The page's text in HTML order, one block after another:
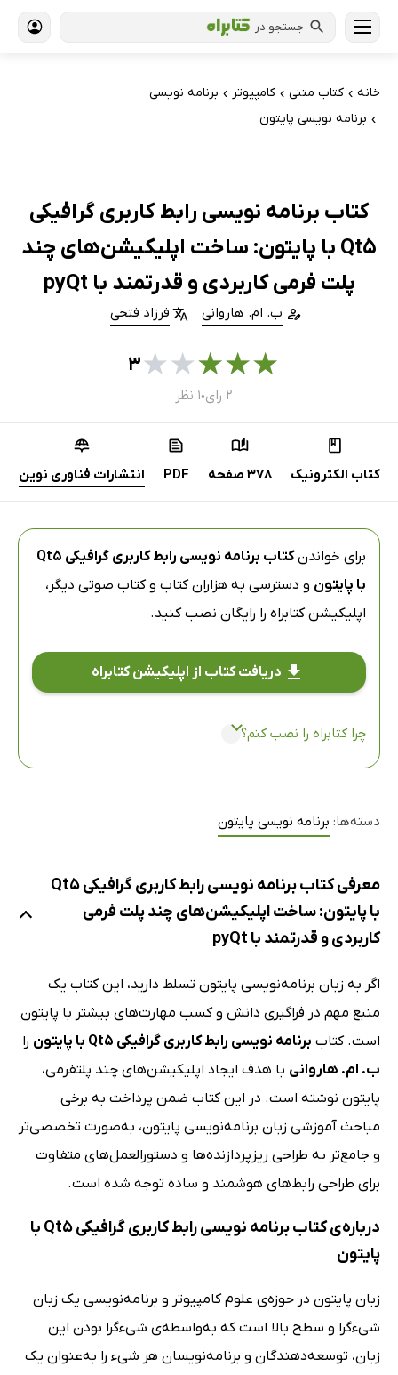
جستجو در
خانه › کتاب‌ متنی › کامپیوتر › برنامه نویسی
› برنامه نویسی پایتون
کتاب برنامه نویسی رابط کاربری گرافیکی
Qt5 با پایتون: ساخت اپلیکیشن‌های چند
پلت‌ فرمی‌ کاربردی و قدرتمند با pyQt
ب. ام. هاروانی فرزاد فتحی
★
★
★
★
★۳
۲ رای ● ۱ نظر
کتاب الکترونیک 378 صفحه PDF انتشارات فناوری نوین
برای خواندن
کتاب برنامه نویسی رابط کاربری گرافیکی Qt5
با پایتون و دسترسی به هزاران کتاب و کتاب صوتی دیگر،
اپلیکیشن کتابراه را رایگان نصب کنید.
دریافت کتاب از اپلیکیشن کتابراه
چرا کتابراه را نصب کنم؟
دسته‌ها: برنامه نویسی پایتون
معرفی کتاب برنامه نویسی رابط کاربری گرافیکی Qt5
با پایتون: ساخت اپلیکیشن‌های چند پلت‌ فرمی‌
کاربردی و قدرتمند با pyQt
اگر به زبان برنامه‌نویسی پایتون تسلط دارید، این کتاب یک
منبع مهم در فراگیری دانش و کسب مهارت‌های بیشتر با پایتون
است. کتاب برنامه نویسی رابط کاربری گرافیکی Qt5 با پایتون
را
ب. ام. هاروانی با هدف ایجاد اپلیکیشن‌های چند پلتفرمی،
پایتون نوشته است. در این کتاب ضمن پرداخت به برخی
مباحث آموزشی زبان برنامه‌نویسی پایتون، به‌صورت تخصصی‌تر
و جامع‌تر به طراحی ریزپردازنده‌ها و دستورالعمل‌های متفاوت
برای طراحی رابط‌های هوشمند و ساده توجه شده است.
درباره‌ی کتاب برنامه نویسی رابط کاربری گرافیکی Qt5 با
پایتون
زبان پایتون در حوزه‌ی علوم کامپیوتر و برنامه‌نویسی یک زبان
شیءگرا و سطح بالا است که به‌واسطه‌ی شیءگرا بودن این
زبان، توسعه‌دهندگان و برنامه‌نویسان هر شیء را به‌عنوان یک